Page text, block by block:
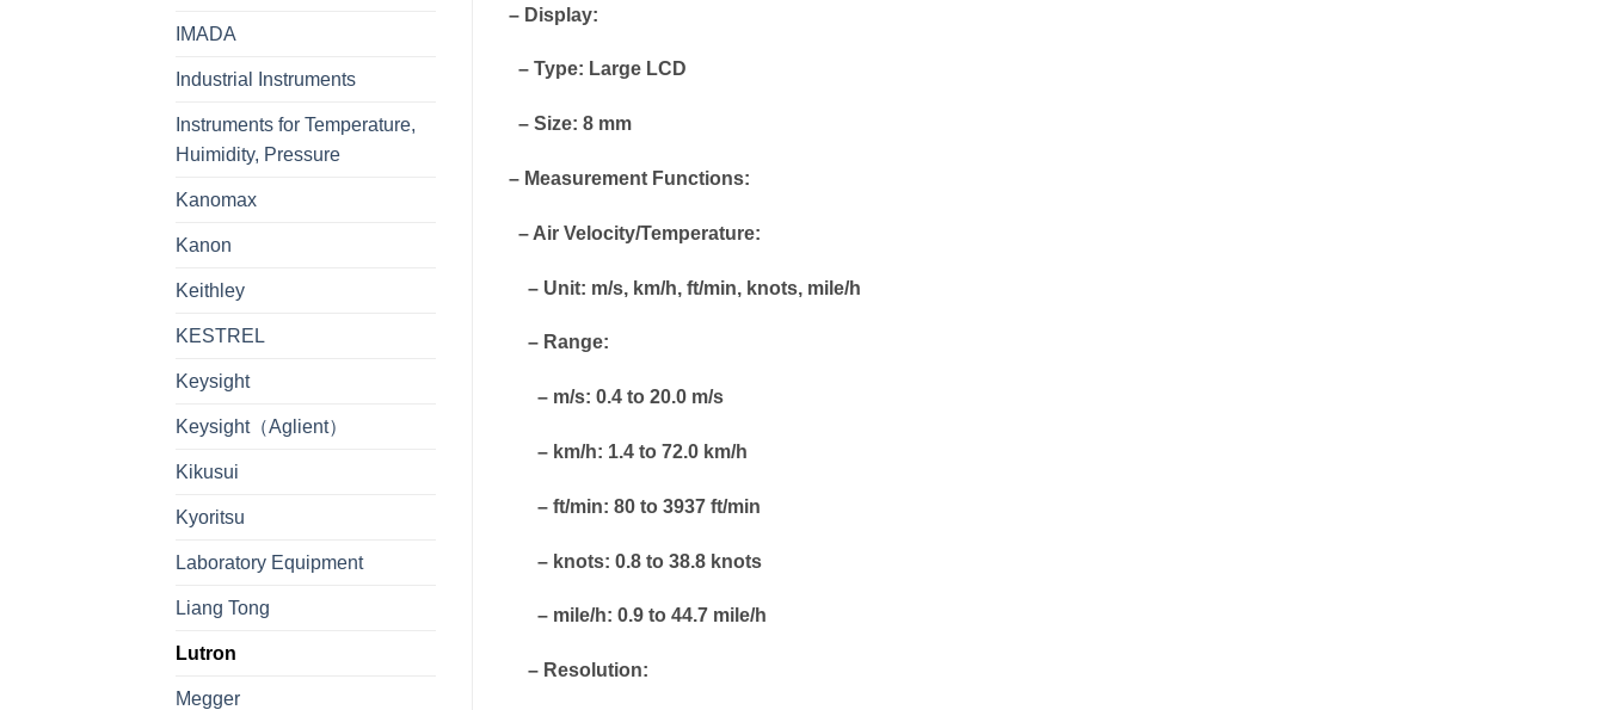
IMADA
Industrial Instruments
Instruments for Temperature,
Huimidity, Pressure
Kanomax
Kanon
Keithley
KESTREL
Keysight
Keysight（Aglient）
Kikusui
Kyoritsu
Laboratory Equipment
Liang Tong
Lutron
Megger
– Display:
– Type: Large LCD
– Size: 8 mm
– Measurement Functions:
– Air Velocity/Temperature:
– Unit: m/s, km/h, ft/min, knots, mile/h
– Range:
– m/s: 0.4 to 20.0 m/s
– km/h: 1.4 to 72.0 km/h
– ft/min: 80 to 3937 ft/min
– knots: 0.8 to 38.8 knots
– mile/h: 0.9 to 44.7 mile/h
– Resolution: